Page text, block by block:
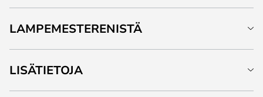
LAMPEMESTERENISTÄ
LISÄTIETOJA